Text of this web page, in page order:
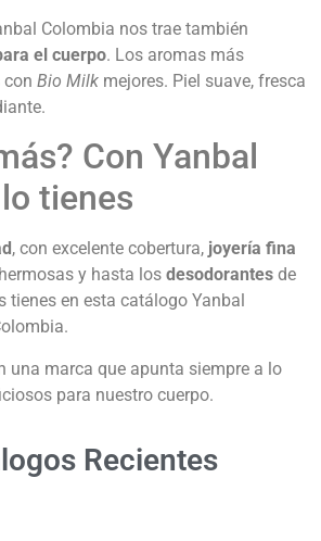
Colombia nos trae también
el cuerpo. Los aromas más
Bio Milk mejores. Piel suave, fresca
Con Yanbal
tienes
, con excelente cobertura, joyería fina
y hasta los desodorantes de
tienes en esta catálogo Yanbal
una marca que apunta siempre a lo
para nuestro cuerpo.
Recientes